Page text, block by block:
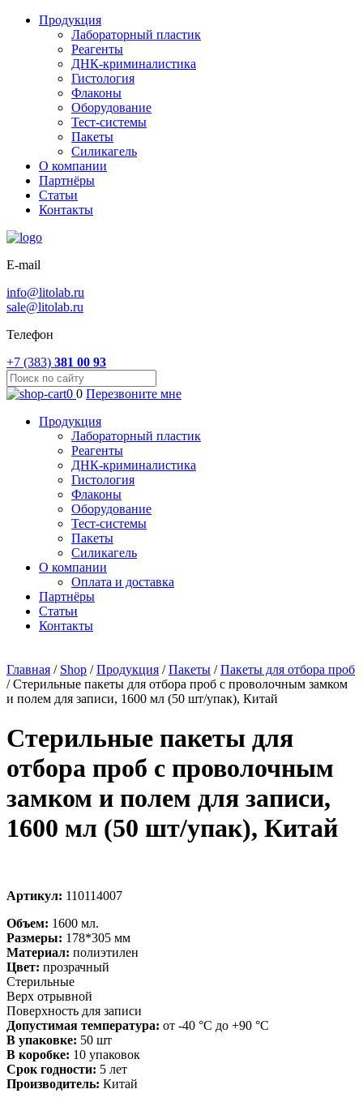
Продукция
Лабораторный пластик
Реагенты
ДНК-криминалистика
Гистология
Флаконы
Оборудование
Тест-системы
Пакеты
Силикагель
О компании
Партнёры
Статьи
Контакты
E-mail
info@litolab.ru
sale@litolab.ru
Телефон
+7 (383) 381 00 93
0 0 Перезвоните мне
Продукция
Лабораторный пластик
Реагенты
ДНК-криминалистика
Гистология
Флаконы
Оборудование
Тест-системы
Пакеты
Силикагель
О компании
Оплата и доставка
Партнёры
Статьи
Контакты
Главная / Shop /Продукция /Пакеты /Пакеты для отбора проб
/Стерильные пакеты для отбора проб с проволочным замком
и полем для записи, 1600 мл (50 шт/упак), Китай
Стерильные пакеты для
отбора проб с проволочным
замком и полем для записи,
1600 мл (50 шт/упак), Китай
Артикул: 110114007
Объем: 1600 мл.
Размеры: 178*305 мм
Материал: полиэтилен
Цвет: прозрачный
Стерильные
Верх отрывной
Поверхность для записи
Допустимая температура: от -40 °C до +90 °C
В упаковке: 50 шт
В коробке: 10 упаковок
Срок годности: 5 лет
Производитель: Китай